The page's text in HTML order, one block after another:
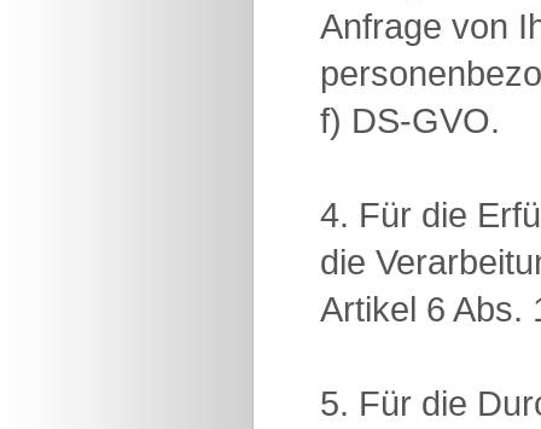
Anfrage von
f) DS-GVO.
4. Für die
die
Artikel 6 Abs.
5. Für die